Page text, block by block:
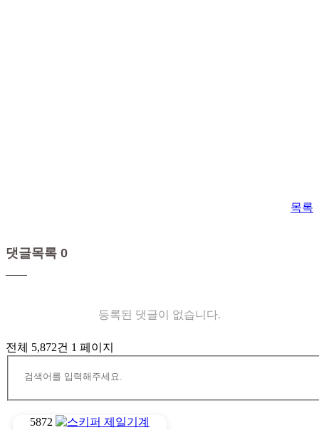
목록
댓글목록 0
등록된 댓글이 없습니다.
전체 5,872건 1 페이지
5872